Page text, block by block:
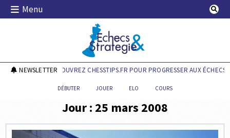
Skip
Menu
Echecs & Stratégie
NEWSLETTERDÉCOUVREZ CHESSTIPS.FR POUR PROGRESSER AUX ÉCHECS !
DÉBUTER JOUER ELO COURS
Jour : 25 mars 2008